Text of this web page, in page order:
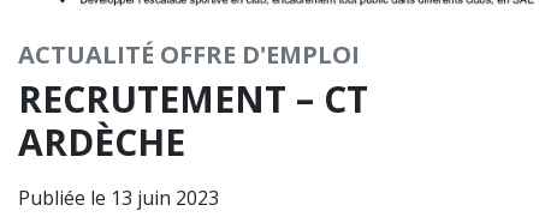
ACTUALITÉ OFFRE D'EMPLOI
RECRUTEMENT – CT
ARDÈCHE
Publiée le 13 juin 2023